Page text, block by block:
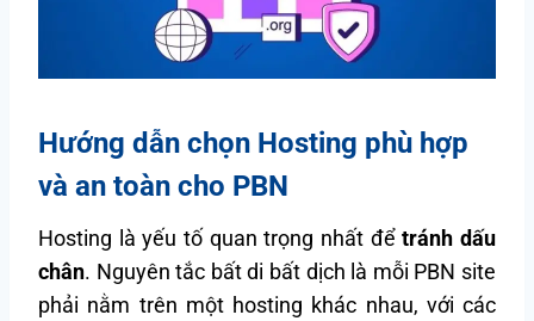
Hướng dẫn chọn Hosting phù hợp
và an toàn cho PBN
Hosting là yếu tố quan trọng nhất đểtránh dấu
chân. Nguyên tắc bất di bất dịch là mỗi PBN site
phải nằm trên một hosting khác nhau, với các